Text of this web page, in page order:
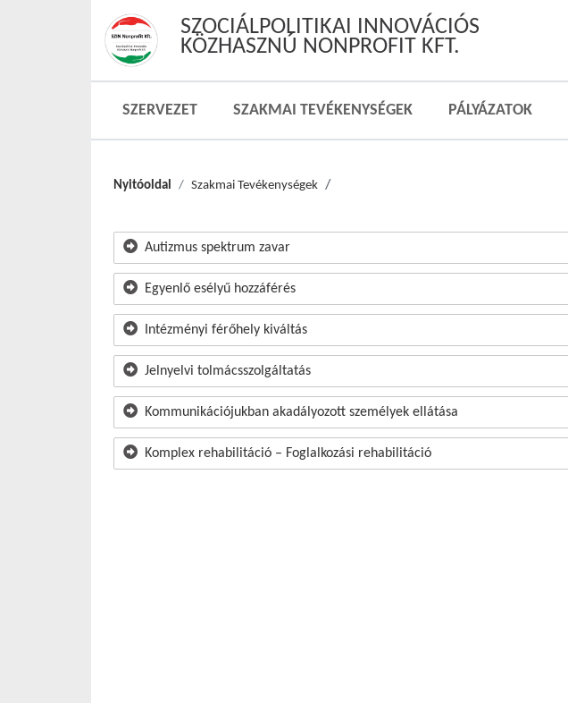
SZOCIÁLPOLITIKAI INNOVÁCIÓS
KÖZHASZNÚ NONPROFIT KFT.
SZERVEZET SZAKMAI TEVÉKENYSÉGEK PÁLYÁZATOK
Nyitóoldal Szakmai Tevékenységek
Autizmus spektrum zavar
Egyenlő esélyű hozzáférés
Intézményi férőhely kiváltás
Jelnyelvi tolmácsszolgáltatás
Kommunikációjukban akadályozott személyek ellátása
Komplex rehabilitáció – Foglalkozási rehabilitáció